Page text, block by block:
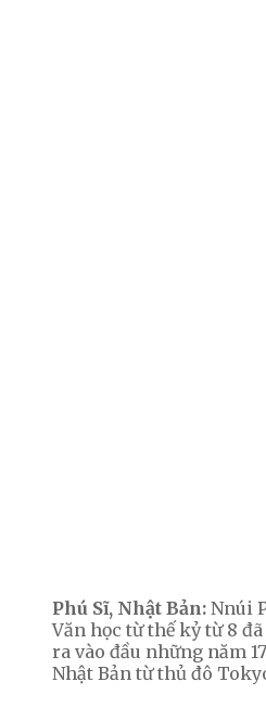
Phú Sĩ, Nhật Bản: Nnúi
Văn học từ thế kỷ từ 8
ra vào đầu những năm
Nhật Bản từ thủ đô